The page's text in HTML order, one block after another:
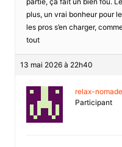
plus, un vrai bonheur pour
les pros s’en charger,
tout
13 mai 2026 à 22h40
relax-
Participant